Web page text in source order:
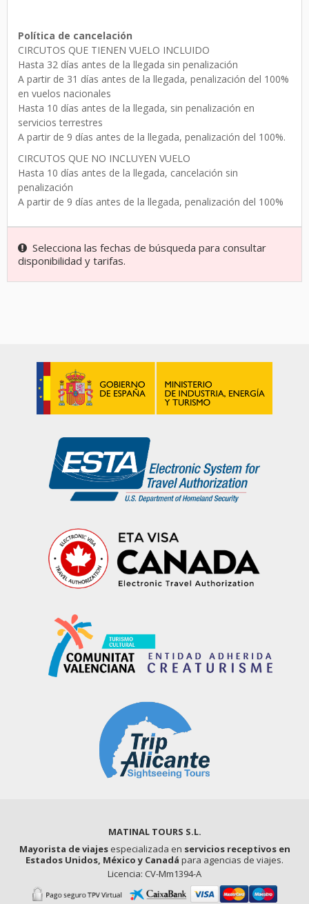
Política de cancelación
CIRCUTOS QUE TIENEN VUELO INCLUIDO
Hasta 32 días antes de la llegada sin penalización
A partir de 31 días antes de la llegada, penalización del 100%
en vuelos nacionales
Hasta 10 días antes de la llegada, sin penalización en
servicios terrestres
A partir de 9 días antes de la llegada, penalización del 100%.
CIRCUTOS QUE NO INCLUYEN VUELO
Hasta 10 días antes de la llegada, cancelación sin
penalización
A partir de 9 días antes de la llegada, penalización del 100%
Selecciona las fechas de búsqueda para consultar
disponibilidad y tarifas.
MATINAL TOURS S.L.
Mayorista de viajesespecializada en servicios receptivos en
Estados Unidos, México y Canadá para agencias de viajes.
Licencia: CV-Mm1394-A